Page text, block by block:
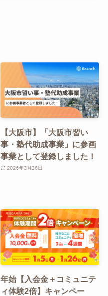
【大阪市】「大阪市習い
事・塾代助成事業」に参画
事業として登録しました！
2026年3月26日
年始【入会金＋コミュニテ
ィ体験2倍】キャンペー